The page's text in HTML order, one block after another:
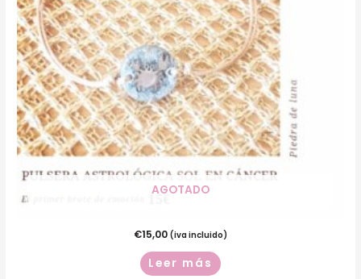
AGOTADO
€15,00 (iva incluido)
Leer más